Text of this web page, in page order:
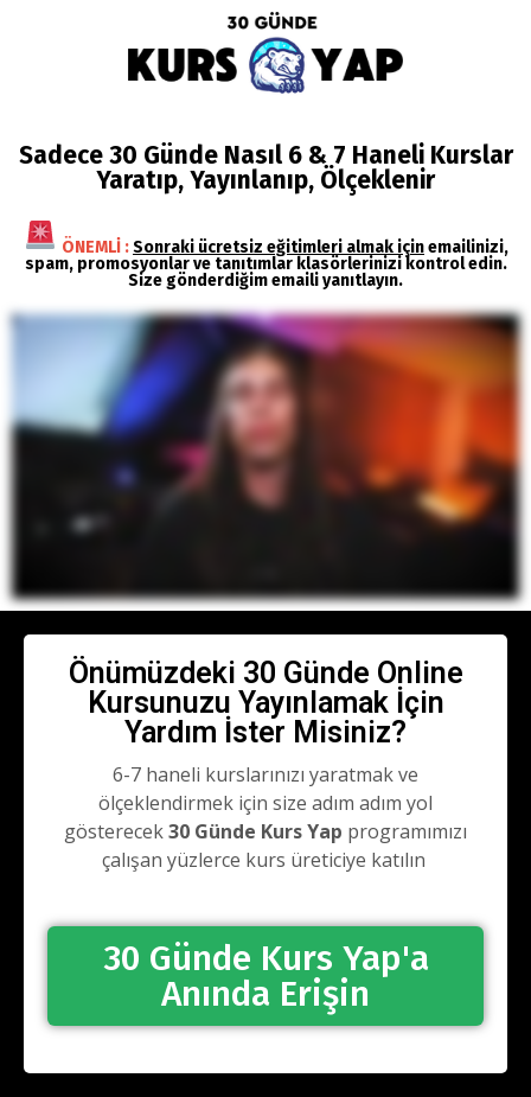
Sadece 30 Günde Nasıl 6 & 7 Haneli Kurslar
Yaratıp, Yayınlanıp, Ölçeklenir
ÖNEMLİ :Sonraki ücretsiz eğitimleri almak içinemailinizi,
spam, promosyonlar ve tanıtımlar klasörlerinizi kontrol edin.
Size gönderdiğim emaili yanıtlayın.
Önümüzdeki 30 Günde Online
Kursunuzu Yayınlamak İçin
Yardım İster Misiniz?
6-7 haneli kurslarınızı yaratmak ve
ölçeklendirmek için size adım adım yol
gösterecek30 Günde Kurs Yap programımızı
çalışan yüzlerce kurs üreticiye katılın
30 Günde Kurs Yap'a
Anında Erişin